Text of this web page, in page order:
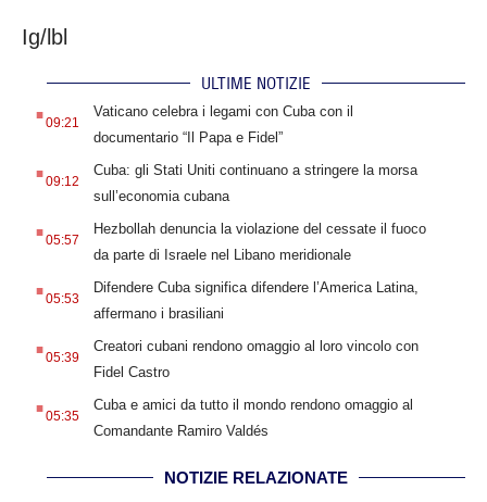
Ig/lbl
ULTIME NOTIZIE
.09:21
Vaticano celebra i legami con Cuba con il
documentario “Il Papa e Fidel”
.09:12
Cuba: gli Stati Uniti continuano a stringere la morsa
sull’economia cubana
.05:57
Hezbollah denuncia la violazione del cessate il fuoco
da parte di Israele nel Libano meridionale
.05:53
Difendere Cuba significa difendere l’America Latina,
affermano i brasiliani
.05:39
Creatori cubani rendono omaggio al loro vincolo con
Fidel Castro
.05:35
Cuba e amici da tutto il mondo rendono omaggio al
Comandante Ramiro Valdés
NOTIZIE RELAZIONATE